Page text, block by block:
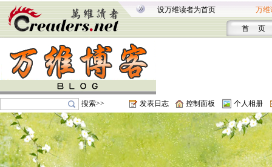
设万维读者为首页 万维
首 页
搜索>> 发表日志 控制面板 个人相册